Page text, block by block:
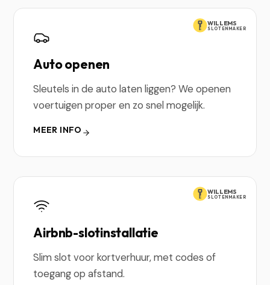
WILLEMS
SLOTENMAKER
Auto openen
Sleutels in de auto laten liggen? We openen
voertuigen proper en zo snel mogelijk.
MEER INFO
WILLEMS
SLOTENMAKER
Airbnb-slotinstallatie
Slim slot voor kortverhuur, met codes of
toegang op afstand.